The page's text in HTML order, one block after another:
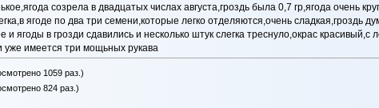
созрела в двадцатых числах августа,гроздь была 0,7 гр,ягода очень
ягоде по два три семени,которые легко отделяются,очень
ягоды в грозди сдавились и несколько штук слегка треснуло,окрас
уже имеется три мощьных рукава
1059 раз.)
824 раз.)